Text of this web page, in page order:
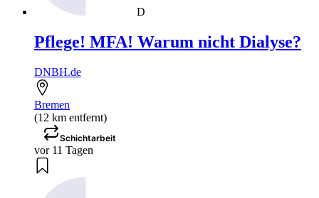
D
Pflege! MFA! Warum nicht Dialyse?
DNBH.de
Bremen
(12 km entfernt)
Schichtarbeit
vor 11 Tagen